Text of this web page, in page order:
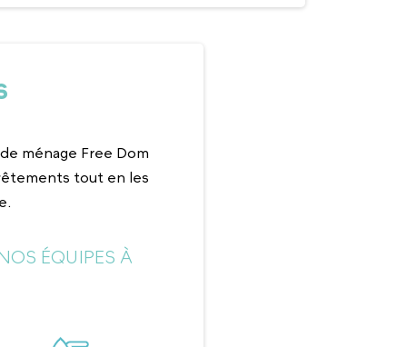
ménage Free Dom
tout en les
ÉQUIPES À